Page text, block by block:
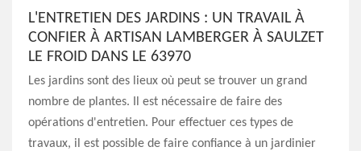
L'ENTRETIEN DES JARDINS : UN TRAVAIL À
CONFIER À ARTISAN LAMBERGER À SAULZET
LE FROID DANS LE 63970
Les jardins sont des lieux où peut se trouver un grand
nombre de plantes. Il est nécessaire de faire des
opérations d'entretien. Pour effectuer ces types de
travaux, il est possible de faire confiance à un jardinier